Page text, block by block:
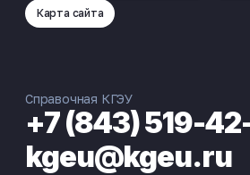
Бойко Богдан Евгеньевич
Карта сайта
Справочная КГЭУ
+7 (843) 519-
kgeu@kgeu.ru